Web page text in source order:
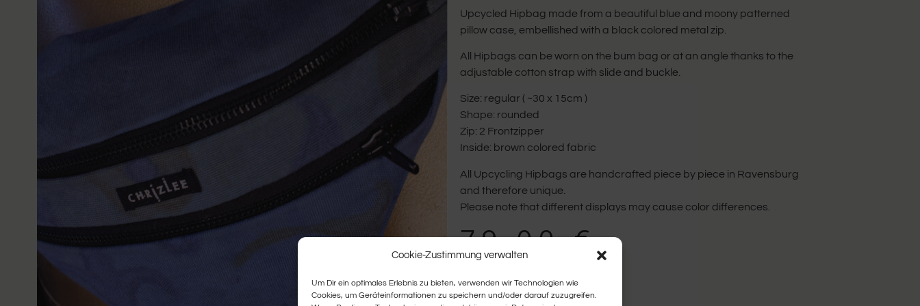
Cookie-Zustimmung verwalten
Um Dir ein optimales Erlebnis zu bieten, verwenden wir Technologien wie
Cookies, um Geräteinformationen zu speichern und/oder darauf zuzugreifen.
Upcycled Hipbag made from a beautiful blue and moony patterned
pillow case, embellished with a black colored metal zip.
All Hipbags can be worn on the bum bag or at an angle thanks to the
adjustable cotton strap with slide and buckle.
Size: regular ( ~30 x 15cm )
Shape: rounded
Zip: 2 Frontzipper
Inside: brown colored fabric
All Upcycling Hipbags are handcrafted piece by piece in Ravensburg
and therefore unique.
Please note that different displays may cause color differences.
79,00€